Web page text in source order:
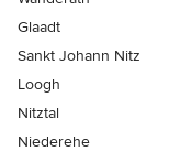
Glaadt
Sankt Johann Nitz
Loogh
Nitztal
Niederehe